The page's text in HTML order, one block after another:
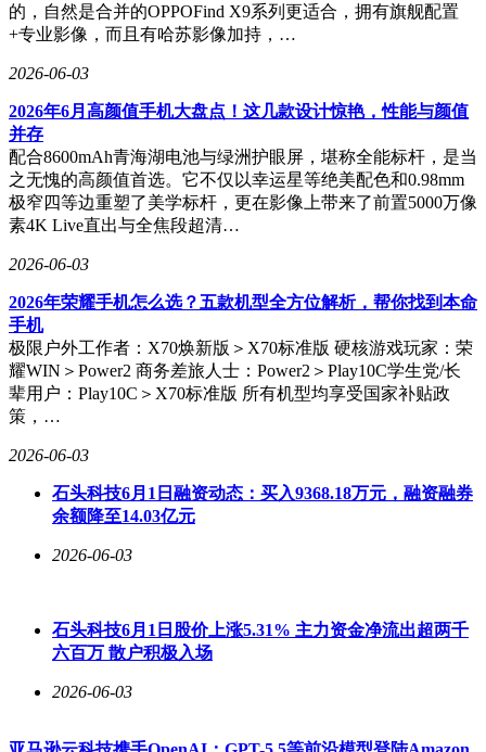
的，自然是合并的OPPOFind X9系列更适合，拥有旗舰配置
+专业影像，而且有哈苏影像加持，…
2026-06-03
2026年6月高颜值手机大盘点！这几款设计惊艳，性能与颜值
并存
配合8600mAh青海湖电池与绿洲护眼屏，堪称全能标杆，是当
之无愧的高颜值首选。它不仅以幸运星等绝美配色和0.98mm
极窄四等边重塑了美学标杆，更在影像上带来了前置5000万像
素4K Live直出与全焦段超清…
2026-06-03
2026年荣耀手机怎么选？五款机型全方位解析，帮你找到本命
手机
极限户外工作者：X70焕新版＞X70标准版 硬核游戏玩家：荣
耀WIN＞Power2 商务差旅人士：Power2＞Play10C学生党/长
辈用户：Play10C＞X70标准版 所有机型均享受国家补贴政
策，…
2026-06-03
石头科技6月1日融资动态：买入9368.18万元，融资融券
余额降至14.03亿元
2026-06-03
石头科技6月1日股价上涨5.31% 主力资金净流出超两千
六百万 散户积极入场
2026-06-03